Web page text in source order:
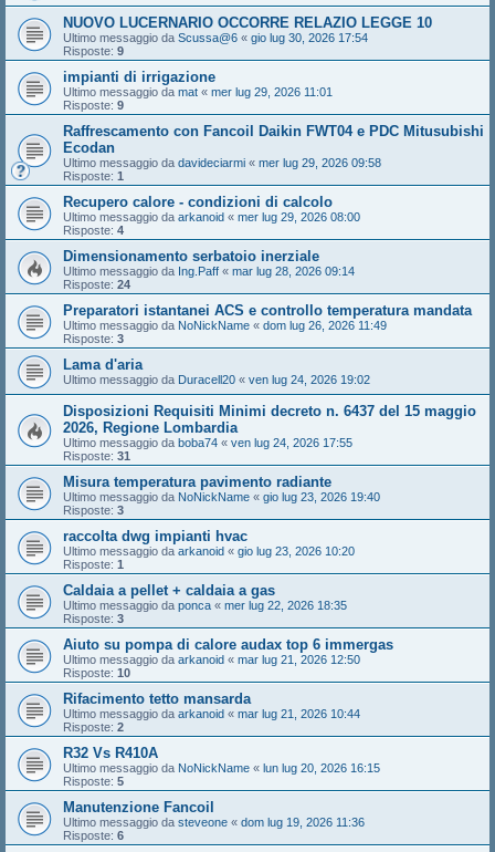
NUOVO LUCERNARIO OCCORRE RELAZIO LEGGE 10
Ultimo messaggio da Scussa@6 « gio lug 30, 2026 17:54
Risposte: 9
impianti di irrigazione
Ultimo messaggio da mat « mer lug 29, 2026 11:01
Risposte: 9
Raffrescamento con Fancoil Daikin FWT04 e PDC Mitusubishi
Ecodan
Ultimo messaggio da davideciarmi « mer lug 29, 2026 09:58
Risposte: 1
Recupero calore - condizioni di calcolo
Ultimo messaggio da arkanoid « mer lug 29, 2026 08:00
Risposte: 4
Dimensionamento serbatoio inerziale
Ultimo messaggio da Ing.Paff « mar lug 28, 2026 09:14
Risposte: 24
Preparatori istantanei ACS e controllo temperatura mandata
Ultimo messaggio da NoNickName « dom lug 26, 2026 11:49
Risposte: 3
Lama d'aria
Ultimo messaggio da Duracell20 « ven lug 24, 2026 19:02
Disposizioni Requisiti Minimi decreto n. 6437 del 15 maggio
2026, Regione Lombardia
Ultimo messaggio da boba74 « ven lug 24, 2026 17:55
Risposte: 31
Misura temperatura pavimento radiante
Ultimo messaggio da NoNickName « gio lug 23, 2026 19:40
Risposte: 3
raccolta dwg impianti hvac
Ultimo messaggio da arkanoid « gio lug 23, 2026 10:20
Risposte: 1
Caldaia a pellet + caldaia a gas
Ultimo messaggio da ponca « mer lug 22, 2026 18:35
Risposte: 3
Aiuto su pompa di calore audax top 6 immergas
Ultimo messaggio da arkanoid « mar lug 21, 2026 12:50
Risposte: 10
Rifacimento tetto mansarda
Ultimo messaggio da arkanoid « mar lug 21, 2026 10:44
Risposte: 2
R32 Vs R410A
Ultimo messaggio da NoNickName « lun lug 20, 2026 16:15
Risposte: 5
Manutenzione Fancoil
Ultimo messaggio da steveone « dom lug 19, 2026 11:36
Risposte: 6